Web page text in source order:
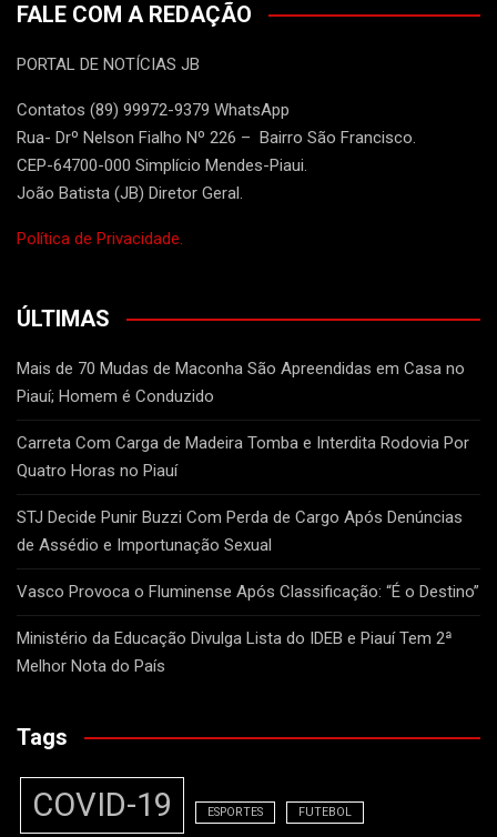
FALE COM A REDAÇÃO
PORTAL DE NOTÍCIAS JB
Contatos (89) 99972-9379 WhatsApp
Rua- Drº Nelson Fialho Nº 226 – Bairro São Francisco.
CEP-64700-000 Simplício Mendes-Piaui.
João Batista (JB) Diretor Geral.
Política de Privacidade.
ÚLTIMAS
Mais de 70 Mudas de Maconha São Apreendidas em Casa no
Piauí; Homem é Conduzido
Carreta Com Carga de Madeira Tomba e Interdita Rodovia Por
Quatro Horas no Piauí
STJ Decide Punir Buzzi Com Perda de Cargo Após Denúncias
de Assédio e Importunação Sexual
Vasco Provoca o Fluminense Após Classificação: “É o Destino”
Ministério da Educação Divulga Lista do IDEB e Piauí Tem 2ª
Melhor Nota do País
Tags
COVID-19 ESPORTES FUTEBOL